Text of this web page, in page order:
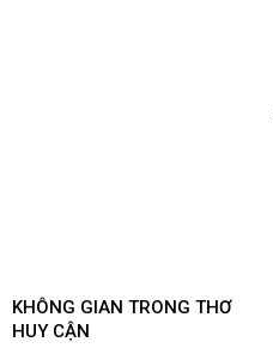
KHÔNG GIAN TRONG THƠ
HUY CẬN